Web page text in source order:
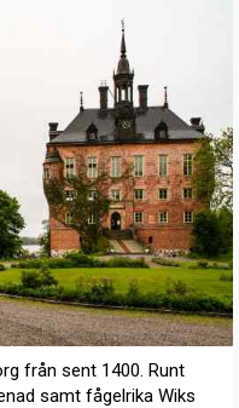
från sent 1400. Runt
samt fågelrika Wiks